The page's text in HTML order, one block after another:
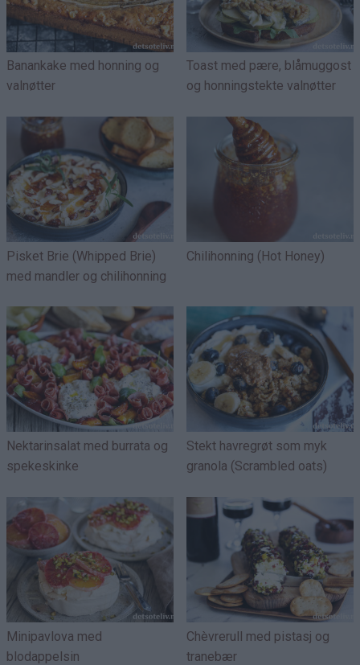
Banankake med honning og
valnøtter
Toast med pære, blåmuggost
og honningstekte valnøtter
Pisket Brie (Whipped Brie)
med mandler og chilihonning
Chilihonning (Hot Honey)
Nektarinsalat med burrata og
spekeskinke
Stekt havregrøt som myk
granola (Scrambled oats)
Minipavlova med
blodappelsin
Chèvrerull med pistasj og
tranebær